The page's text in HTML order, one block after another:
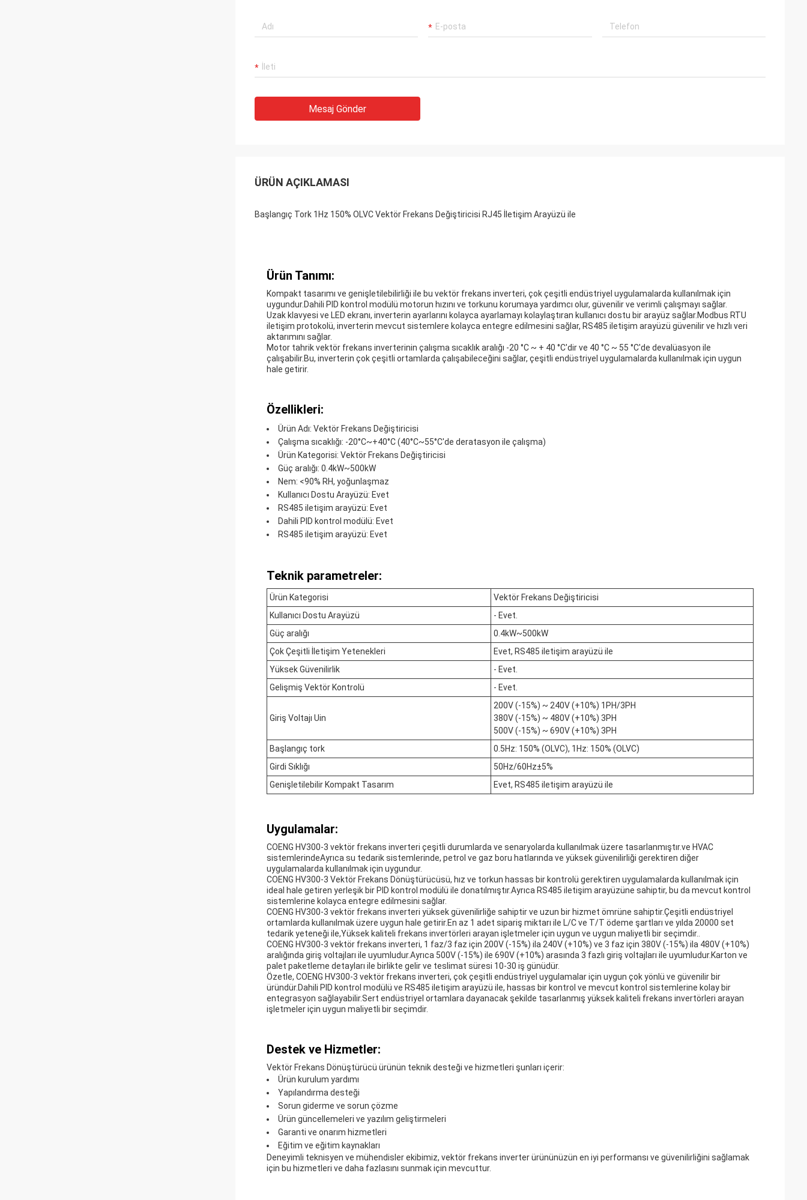
Mesaj Gönder
ÜRÜN AÇIKLAMASI
Başlangıç Tork 1Hz 150% OLVC Vektör Frekans Değiştiricisi RJ45 İletişim Arayüzü ile
Ürün Tanımı:
Kompakt tasarımı ve genişletilebilirliği ile bu vektör frekans inverteri, çok çeşitli endüstriyel uygulamalarda kullanılmak için
uygundur.Dahili PID kontrol modülü motorun hızını ve torkunu korumaya yardımcı olur, güvenilir ve verimli çalışmayı sağlar.
Uzak klavyesi ve LED ekranı, inverterin ayarlarını kolayca ayarlamayı kolaylaştıran kullanıcı dostu bir arayüz sağlar.Modbus RTU
iletişim protokolü, inverterin mevcut sistemlere kolayca entegre edilmesini sağlar, RS485 iletişim arayüzü güvenilir ve hızlı veri
aktarımını sağlar.
Motor tahrik vektör frekans inverterinin çalışma sıcaklık aralığı -20 °C ~ + 40 °C'dir ve 40 °C ~ 55 °C'de devalüasyon ile
çalışabilir.Bu, inverterin çok çeşitli ortamlarda çalışabileceğini sağlar, çeşitli endüstriyel uygulamalarda kullanılmak için uygun
hale getirir.
Özellikleri:
Ürün Adı: Vektör Frekans Değiştiricisi
Çalışma sıcaklığı: -20°C~+40°C (40°C~55°C'de deratasyon ile çalışma)
Ürün Kategorisi: Vektör Frekans Değiştiricisi
Güç aralığı: 0.4kW~500kW
Nem: <90% RH, yoğunlaşmaz
Kullanıcı Dostu Arayüzü: Evet
RS485 iletişim arayüzü: Evet
Dahili PID kontrol modülü: Evet
RS485 iletişim arayüzü: Evet
Teknik parametreler:
Ürün Kategorisi
Vektör Frekans Değiştiricisi
Kullanıcı Dostu Arayüzü
- Evet.
Güç aralığı
0.4kW~500kW
Çok Çeşitli İletişim Yetenekleri
Evet, RS485 iletişim arayüzü ile
Yüksek Güvenilirlik
- Evet.
Gelişmiş Vektör Kontrolü
- Evet.
Giriş Voltajı Uin
200V (-15%) ~ 240V (+10%) 1PH/3PH
380V (-15%) ~ 480V (+10%) 3PH
500V (-15%) ~ 690V (+10%) 3PH
Başlangıç tork
0.5Hz: 150% (OLVC), 1Hz: 150% (OLVC)
Girdi Sıklığı
50Hz/60Hz±5%
Genişletilebilir Kompakt Tasarım
Evet, RS485 iletişim arayüzü ile
Uygulamalar:
COENG HV300-3 vektör frekans inverteri çeşitli durumlarda ve senaryolarda kullanılmak üzere tasarlanmıştır.ve HVAC
sistemlerindeAyrıca su tedarik sistemlerinde, petrol ve gaz boru hatlarında ve yüksek güvenilirliği gerektiren diğer
uygulamalarda kullanılmak için uygundur.
COENG HV300-3 Vektör Frekans Dönüştürücüsü, hız ve torkun hassas bir kontrolü gerektiren uygulamalarda kullanılmak için
ideal hale getiren yerleşik bir PID kontrol modülü ile donatılmıştır.Ayrıca RS485 iletişim arayüzüne sahiptir, bu da mevcut kontrol
sistemlerine kolayca entegre edilmesini sağlar.
COENG HV300-3 vektör frekans inverteri yüksek güvenilirliğe sahiptir ve uzun bir hizmet ömrüne sahiptir.Çeşitli endüstriyel
ortamlarda kullanılmak üzere uygun hale getirir.En az 1 adet sipariş miktarı ile L/C ve T/T ödeme şartları ve yılda 20000 set
tedarik yeteneği ile,Yüksek kaliteli frekans invertörleri arayan işletmeler için uygun ve uygun maliyetli bir seçimdir..
COENG HV300-3 vektör frekans inverteri, 1 faz/3 faz için 200V (-15%) ila 240V (+10%) ve 3 faz için 380V (-15%) ila 480V (+10%)
aralığında giriş voltajları ile uyumludur.Ayrıca 500V (-15%) ile 690V (+10%) arasında 3 fazlı giriş voltajları ile uyumludur.Karton ve
palet paketleme detayları ile birlikte gelir ve teslimat süresi 10-30 iş günüdür.
Özetle, COENG HV300-3 vektör frekans inverteri, çok çeşitli endüstriyel uygulamalar için uygun çok yönlü ve güvenilir bir
üründür.Dahili PID kontrol modülü ve RS485 iletişim arayüzü ile, hassas bir kontrol ve mevcut kontrol sistemlerine kolay bir
entegrasyon sağlayabilir.Sert endüstriyel ortamlara dayanacak şekilde tasarlanmış yüksek kaliteli frekans invertörleri arayan
işletmeler için uygun maliyetli bir seçimdir.
Destek ve Hizmetler:
Vektör Frekans Dönüştürücü ürünün teknik desteği ve hizmetleri şunları içerir:
Ürün kurulum yardımı
Yapılandırma desteği
Sorun giderme ve sorun çözme
Ürün güncellemeleri ve yazılım geliştirmeleri
Garanti ve onarım hizmetleri
Eğitim ve eğitim kaynakları
Deneyimli teknisyen ve mühendisler ekibimiz, vektör frekans inverter ürününüzün en iyi performansı ve güvenilirliğini sağlamak
için bu hizmetleri ve daha fazlasını sunmak için mevcuttur.